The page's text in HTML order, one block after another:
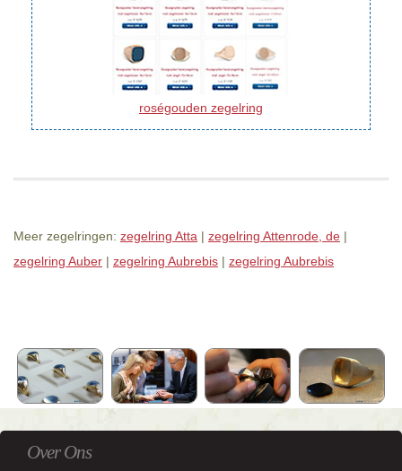
roségouden zegelring
Meer zegelringen: zegelring Atta | zegelring Attenrode, de |
zegelring Auber | zegelring Aubrebis | zegelring Aubrebis
Over Ons